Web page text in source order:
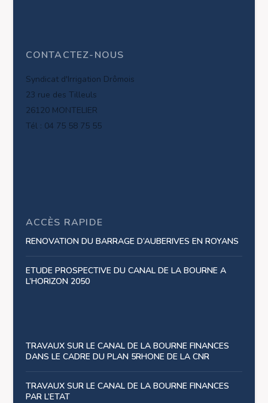
CONTACTEZ-NOUS
Syndicat d'Irrigation Drômois
23 rue des Tilleuls
26120 MONTELIER
Tél : 04 75 58 75 55
ACCÈS RAPIDE
RENOVATION DU BARRAGE D’AUBERIVES EN ROYANS
ETUDE PROSPECTIVE DU CANAL DE LA BOURNE A
L’HORIZON 2050
TRAVAUX SUR LE CANAL DE LA BOURNE FINANCES
DANS LE CADRE DU PLAN 5RHONE DE LA CNR
TRAVAUX SUR LE CANAL DE LA BOURNE FINANCES
PAR L’ETAT